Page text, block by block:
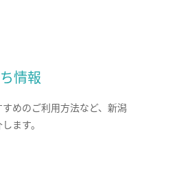
情報
めのご利用方法など、新潟
ます。